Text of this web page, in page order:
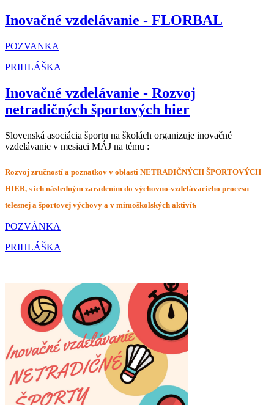
Inovačné vzdelávanie - FLORBAL
POZVANKA
PRIHLÁŠKA
Inovačné vzdelávanie - Rozvoj
netradičných športových hier
Slovenská asociácia športu na školách organizuje inovačné
vzdelávanie v mesiaci MÁJ na tému :
Rozvoj zručností a poznatkov v oblasti NETRADIČNÝCH ŠPORTOVÝCH
HIER, s ich následným zaradením do výchovno-vzdelávacieho procesu
telesnej a športovej výchovy a v mimoškolských aktivít.
POZVÁNKA
PRIHLÁŠKA